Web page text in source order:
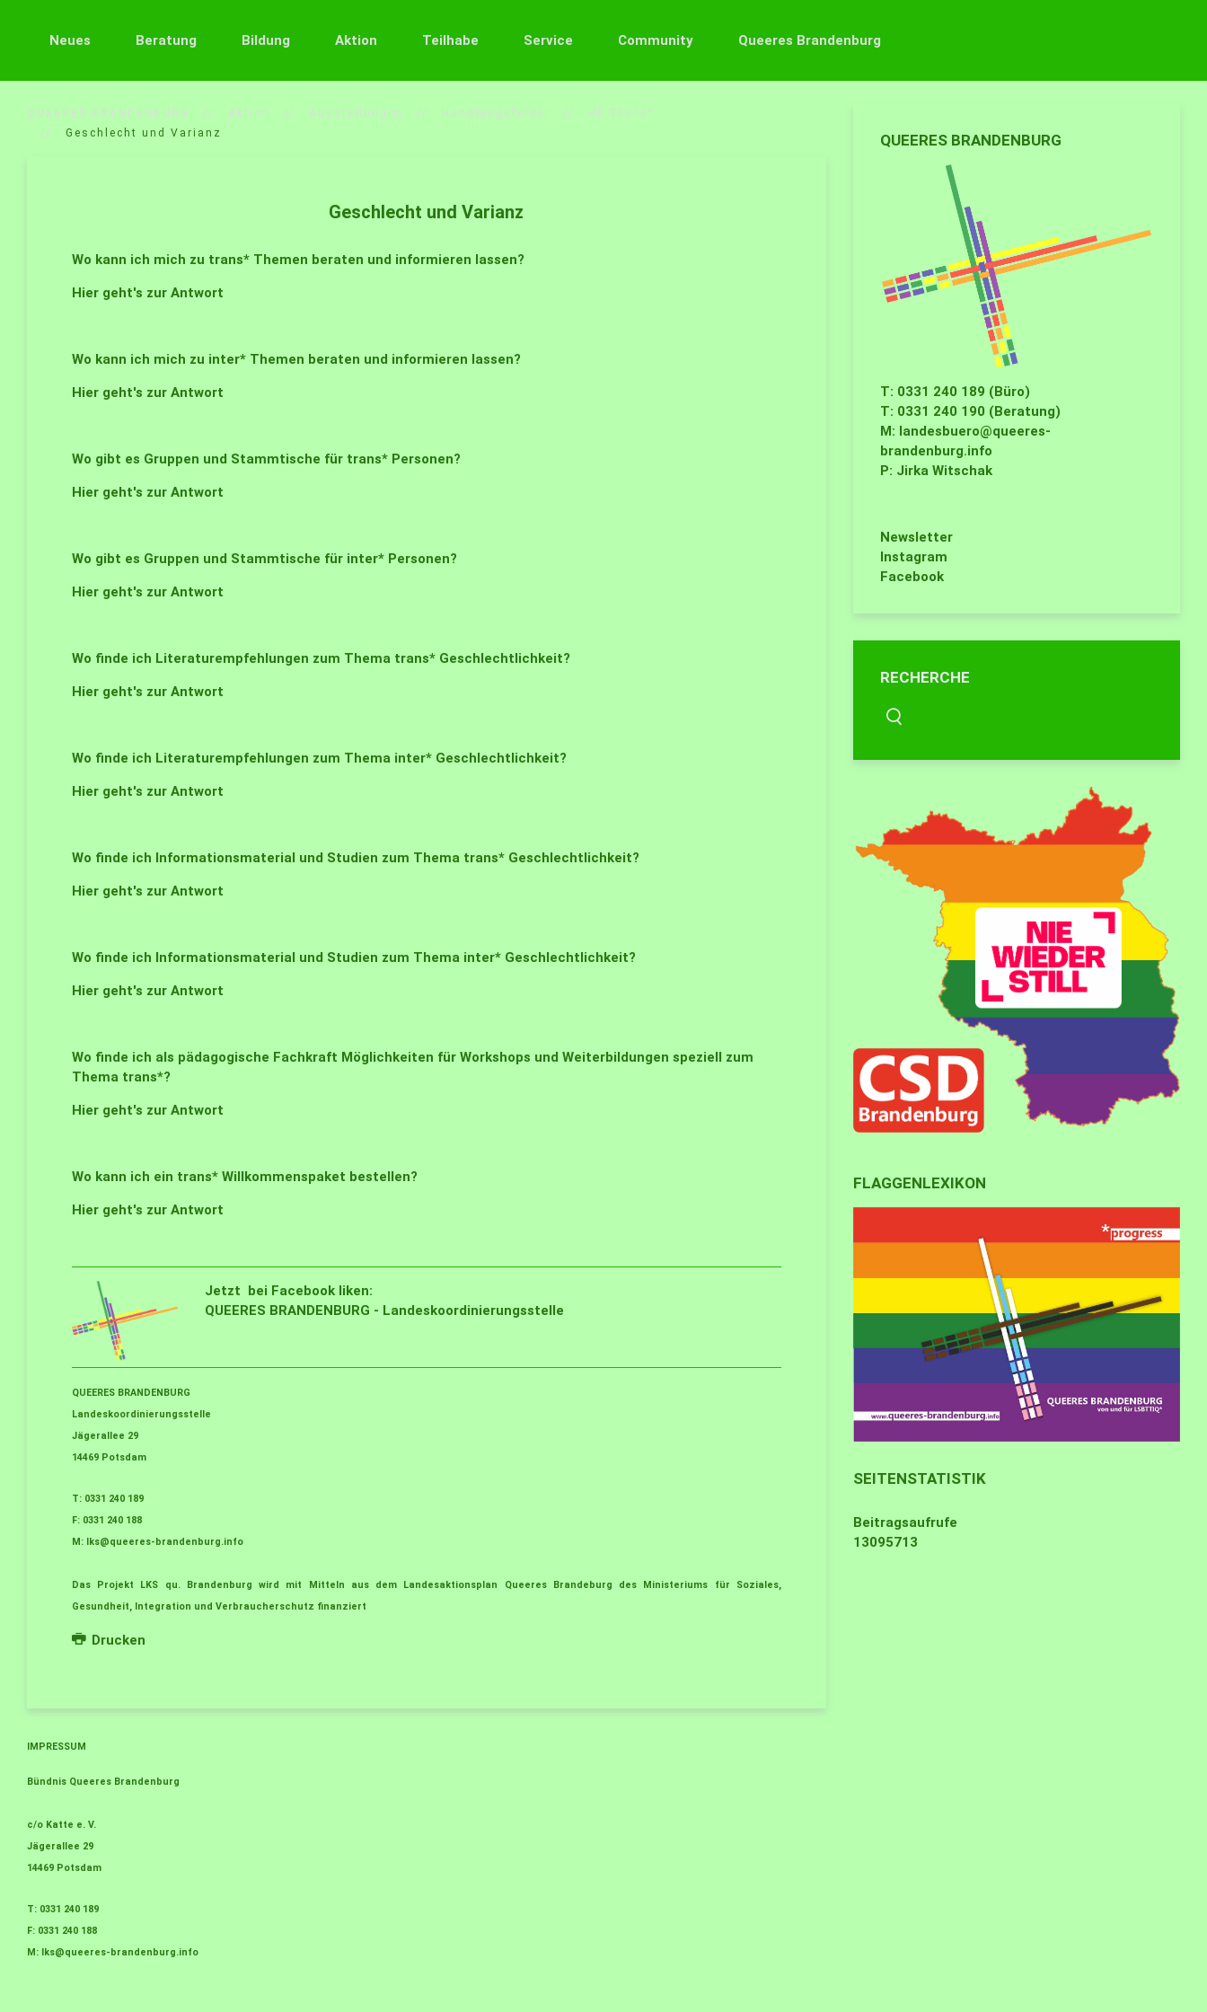
Neues Beratung Bildung Aktion Teilhabe Service Community Queeres Brandenburg
QUEERES BRANDENBURG Aktion Ausstellungen Handlungsfelder
HF Trans*
Geschlecht und Varianz
Geschlecht und Varianz
Wo kann ich mich zu trans* Themen beraten und informieren lassen?
Hier geht's zur Antwort
Wo kann ich mich zu inter* Themen beraten und informieren lassen?
Hier geht's zur Antwort
Wo gibt es Gruppen und Stammtische für trans* Personen?
Hier geht's zur Antwort
Wo gibt es Gruppen und Stammtische für inter* Personen?
Hier geht's zur Antwort
Wo finde ich Literaturempfehlungen zum Thema trans* Geschlechtlichkeit?
Hier geht's zur Antwort
Wo finde ich Literaturempfehlungen zum Thema inter* Geschlechtlichkeit?
Hier geht's zur Antwort
Wo finde ich Informationsmaterial und Studien zum Thema trans* Geschlechtlichkeit?
Hier geht's zur Antwort
Wo finde ich Informationsmaterial und Studien zum Thema inter* Geschlechtlichkeit?
Hier geht's zur Antwort
Wo finde ich als pädagogische Fachkraft Möglichkeiten für Workshops und Weiterbildungen speziell zum
Thema trans*?
Hier geht's zur Antwort
Wo kann ich ein trans* Willkommenspaket bestellen?
Hier geht's zur Antwort
Jetzt bei Facebook liken:
QUEERES BRANDENBURG - Landeskoordinierungsstelle
QUEERES BRANDENBURG
Landeskoordinierungsstelle
Jägerallee 29
14469 Potsdam
T: 0331 240 189
F: 0331 240 188
M: lks@queeres-brandenburg.info
Das Projekt LKS qu. Brandenburg wird mit Mitteln aus dem Landesaktionsplan Queeres Brandeburg des Ministeriums für Soziales,
Gesundheit, Integration und Verbraucherschutz finanziert
Drucken
QUEERES BRANDENBURG
T: 0331 240 189 (Büro)
T: 0331 240 190 (Beratung)
M: landesbuero@queeres-
brandenburg.info
P: Jirka Witschak
Newsletter
Instagram
Facebook
RECHERCHE
FLAGGENLEXIKON
SEITENSTATISTIK
Beitragsaufrufe
13095713
IMPRESSUM
Bündnis Queeres Brandenburg
c/o Katte e. V.
Jägerallee 29
14469 Potsdam
T: 0331 240 189
F: 0331 240 188
M: lks@queeres-brandenburg.info